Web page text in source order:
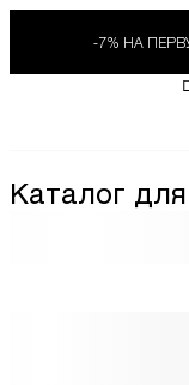
-7% НА
Каталог